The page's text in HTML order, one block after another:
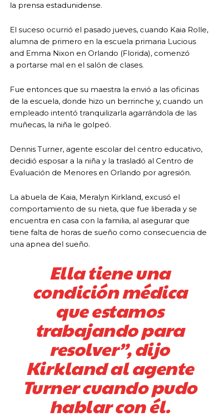
la prensa estadunidense.
El suceso ocurrió el pasado jueves, cuando Kaia Rolle,
alumna de primero en la escuela primaria Lucious
and Emma Nixon en Orlando (Florida), comenzó
a portarse mal en el salón de clases.
Fue entonces que su maestra la envió a las oficinas
de la escuela, donde hizo un berrinche y, cuando un
empleado intentó tranquilizarla agarrándola de las
muñecas, la niña le golpeó.
Dennis Turner, agente escolar del centro educativo,
decidió esposar a la niña y la trasladó al Centro de
Evaluación de Menores en Orlando por agresión.
La abuela de Kaia, Meralyn Kirkland, excusó el
comportamiento de su nieta, que fue liberada y se
encuentra en casa con la familia, al asegurar que
tiene falta de horas de sueño como consecuencia de
una apnea del sueño.
Ella tiene una
condición médica
que estamos
trabajando para
resolver”, dijo
Kirkland al agente
Turner cuando pudo
hablar con él.